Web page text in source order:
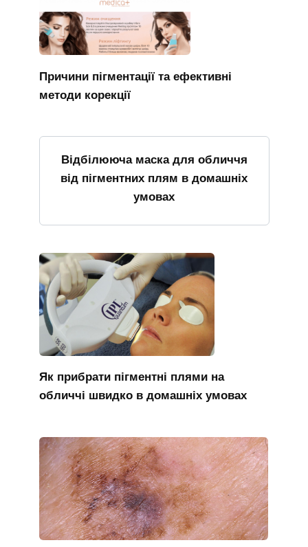
Причини пігментації та ефективні
методи корекції
Відбілююча маска для обличчя
від пігментних плям в домашніх
умовах
Як прибрати пігментні плями на
обличчі швидко в домашніх умовах